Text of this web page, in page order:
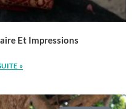
Et Impressions
»